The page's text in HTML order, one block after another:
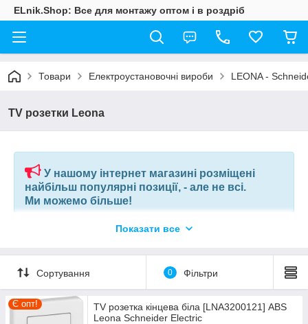
ELnik.Shop: Все для монтажу оптом і в роздріб
Товари Електроустановочні вироби LEONA -
TV розетки Leona
У нашому інтернет магазині розміщені
найбільш популярні позиції, - але не всі.
Ми можемо більше!
Якщо ви шукаєте конкретну позицію або заміну товару, який
наші фахівці в короткий термін підберуть вам позиції за
вашим запитом, або аналоги інших виробників.
+380675038212
Показати все
Сортування 0 Фільтри
Є опт!
TV розетка кінцева біла [LNA3200121] ABS
Leona Schneider Electric